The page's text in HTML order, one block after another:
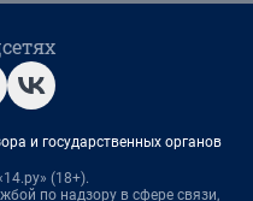
и государственных органов
(18+).
по надзору в сфере связи,